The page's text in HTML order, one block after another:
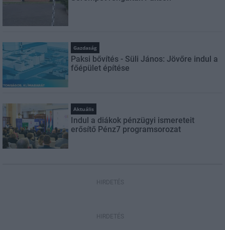
Gazdaság
Paksi bővítés - Süli János: Jövőre indul a
főépület építése
Aktuális
Indul a diákok pénzügyi ismereteit
erősítő Pénz7 programsorozat
HIRDETÉS
HIRDETÉS